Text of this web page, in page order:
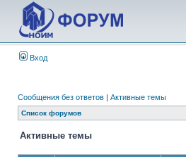
Вход
Сообщения без ответов | Активные темы
Список форумов
Активные темы